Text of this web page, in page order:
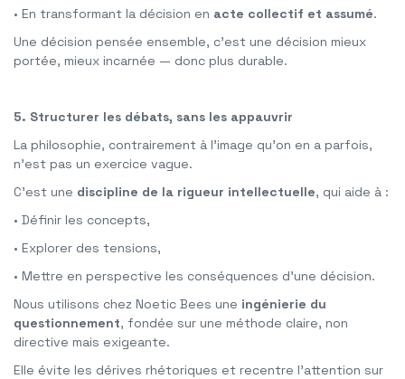
• En transformant la décision en acte collectif et assumé.
Une décision pensée ensemble, c’est une décision mieux
portée, mieux incarnée — donc plus durable.
5. Structurer les débats, sans les appauvrir
La philosophie, contrairement à l’image qu’on en a parfois,
n’est pas un exercice vague.
C’est une discipline de la rigueur intellectuelle, qui aide à :
• Définir les concepts,
• Explorer des tensions,
• Mettre en perspective les conséquences d’une décision.
Nous utilisons chez Noetic Bees une ingénierie du
questionnement, fondée sur une méthode claire, non
directive mais exigeante.
Elle évite les dérives rhétoriques et recentre l’attention sur